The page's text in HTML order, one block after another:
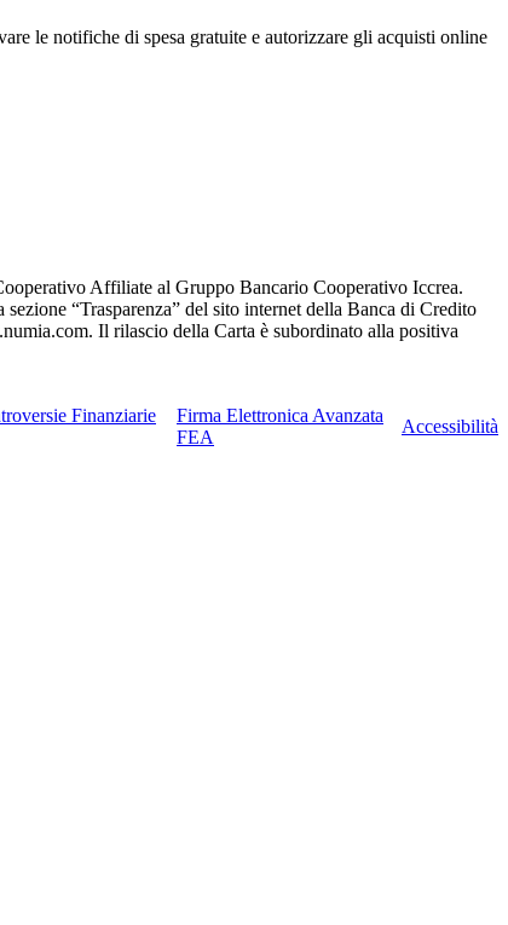
le notifiche di spesa gratuite e autorizzare gli acquisti online
Affiliate al Gruppo Bancario Cooperativo Iccrea.
“Trasparenza” del sito internet della Banca di Credito
Il rilascio della Carta è subordinato alla positiva
Finanziarie
Firma Elettronica Avanzata
FEA
Accessibilità